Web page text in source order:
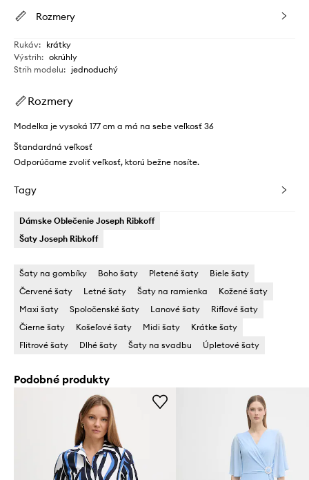
Rozmery
Rukáv: krátky
Výstrih: okrúhly
Strih modelu: jednoduchý
Rozmery
Modelka je vysoká 177 cm a má na sebe veľkosť 36
Štandardná veľkosť
Odporúčame zvoliť veľkosť, ktorú bežne nosíte.
Tagy
Dámske Oblečenie Joseph Ribkoff
Šaty Joseph Ribkoff
Šaty na gombíky Boho šaty Pletené šaty
Biele šaty
Červené šaty
Letné šaty Šaty na ramienka
Kožené šaty
Maxi šaty
Spoločenské šaty Lanové šaty
Rifľové šaty
Čierne šaty
Košeľové šaty Midi šaty
Krátke šaty
Flitrové šaty
Dlhé šaty Šaty na svadbu Úpletové šaty
Podobné produkty